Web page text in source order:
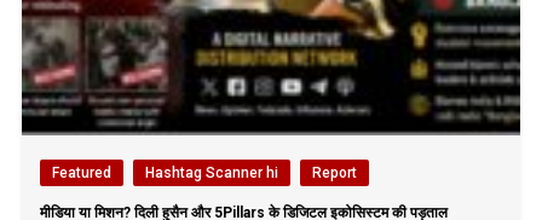
Featured Hashtag Scanner hi Report
मीडिया या मिशन? दिली हुसैन और 5Pillars के डिजिटल इकोसिस्टम की पड़ताल